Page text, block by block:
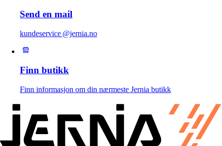
Send en mail
kundeservice @jernia.no
Finn butikk
Finn informasjon om din nærmeste Jernia butikk